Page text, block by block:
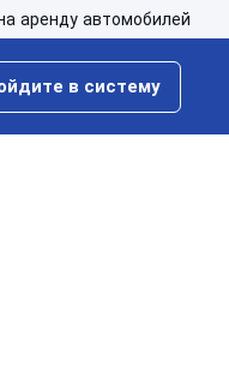
аренду автомобилей
в систему